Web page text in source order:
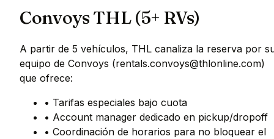
Convoys THL (5+ RVs)
A partir de 5 vehículos, THL canaliza la reserva por
equipo de Convoys (rentals.convoys@thlonline.com)
que ofrece:
• Tarifas especiales bajo cuota
• Account manager dedicado en pickup/dropoff
• Coordinación de horarios para no bloquear el